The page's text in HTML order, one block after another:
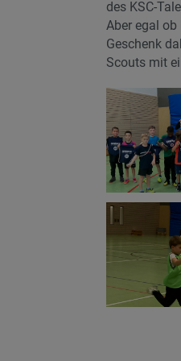
des KSC-
Aber egal
Geschenk
Scouts mit